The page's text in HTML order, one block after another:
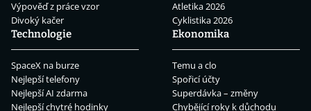
Výpověď z práce vzor
Divoký kačer
Atletika 2026
Cyklistika 2026
Technologie
SpaceX na burze
Nejlepší telefony
Nejlepší AI zdarma
Nejlepší chytré hodinky
Ekonomika
Temu a clo
Spořicí účty
Superdávka – změny
Chybějící roky k důchodu